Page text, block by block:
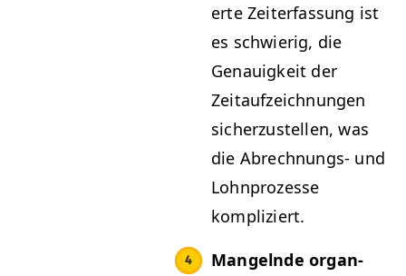
erte Zeit­er­fas­sung ist
es schwierig, die
Genauigkeit der
Zeitaufze­ich­nun­gen
sicherzustellen, was
die Abrech­nungs- und
Lohn­prozesse
kompliziert.
Man­gel­nde organ­